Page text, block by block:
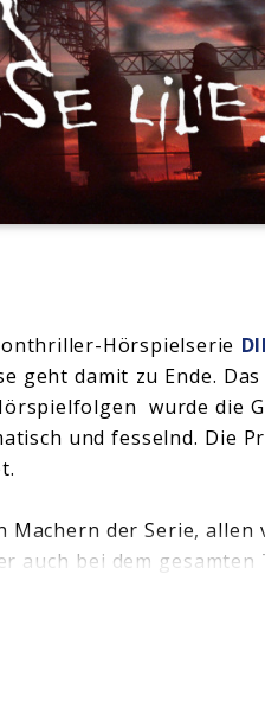
Hörspielserie
geht damit zu Ende.
wurde die
und fesselnd. Die
Machern der Serie, allen
auch bei dem gesamten